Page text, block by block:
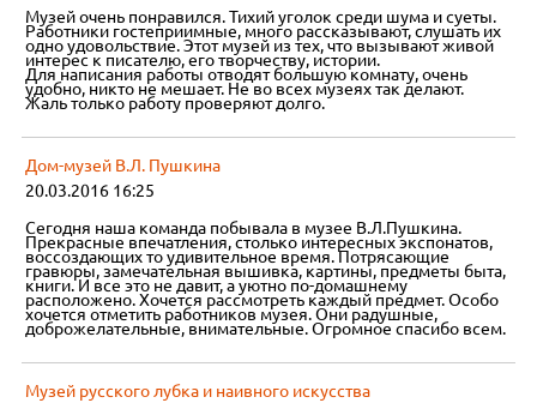
Музей очень понравился. Тихий уголок среди шума и суеты.
Работники гостеприимные, много рассказывают, слушать их
одно удовольствие. Этот музей из тех, что вызывают живой
интерес к писателю, его творчеству, истории.
Для написания работы отводят большую комнату, очень
удобно, никто не мешает. Не во всех музеях так делают.
Жаль только работу проверяют долго.
Дом-музей В.Л. Пушкина
20.03.2016 16:25
Сегодня наша команда побывала в музее В.Л.Пушкина.
Прекрасные впечатления, столько интересных экспонатов,
воссоздающих то удивительное время. Потрясающие
гравюры, замечательная вышивка, картины, предметы быта,
книги. И все это не давит, а уютно по-домашнему
расположено. Хочется рассмотреть каждый предмет. Особо
хочется отметить работников музея. Они радушные,
доброжелательные, внимательные. Огромное спасибо всем.
Музей русского лубка и наивного искусства